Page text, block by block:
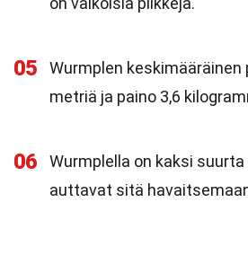
05
Wurmplen keskimääräinen
metriä ja paino 3,6
06
Wurmplella on kaksi
auttavat sitä